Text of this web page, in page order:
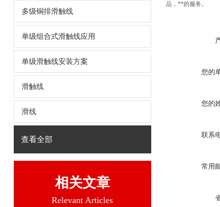
多级铜排滑触线
单级组合式滑触线应用
单级滑触线安装方案
滑触线
滑线
查看全部
相关文章
Relevant Articles
品，**的服务。
您的
您的
联系
常用